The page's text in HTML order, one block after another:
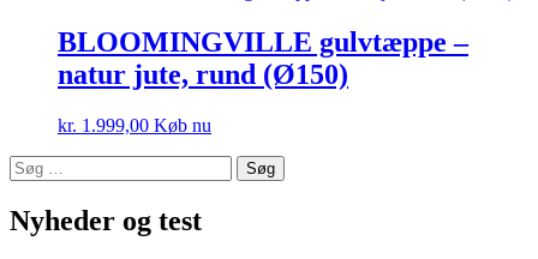
BLOOMINGVILLE gulvtæppe –
natur jute, rund (Ø150)
kr. 1.999,00 Køb nu
Søg
efter:
Nyheder og test